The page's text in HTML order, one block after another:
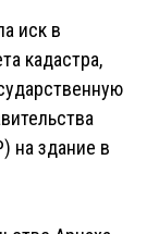
иск в
кадастра,
на здание в